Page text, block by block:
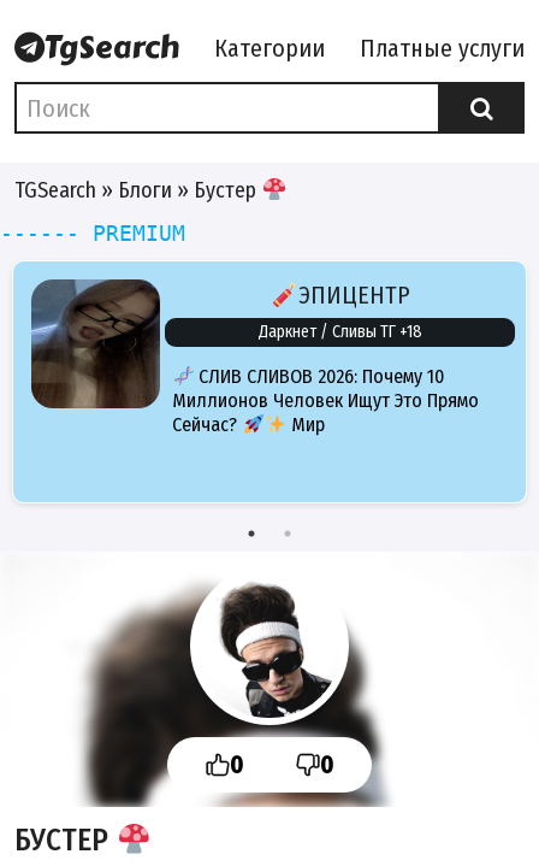
Категории Платные услуги
TGSearch » Блоги » Бустер
------ PREMIUM
ЭПИЦЕНТР
Даркнет / Сливы ТГ +18
СЛИВ СЛИВОВ 2026: Почему 10
Миллионов Человек Ищут Это Прямо
Сейчас?
Мир
0 0
БУСТЕР